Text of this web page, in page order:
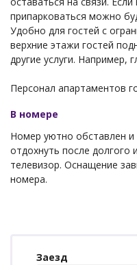
припарковаться можно
Удобно для гостей с
верхние этажи гостей
другие услуги. Например,
Персонал апартаментов
В номере
Номер уютно обставлен
отдохнуть после
телевизор. Оснащение
номера.
Заезд